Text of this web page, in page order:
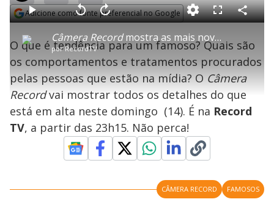
Adicione como fonte preferencial no Google
Opens in new window P
l
a
y
V
Câmera Recordmostra as mais novas tendências entre os famosos neste domingo (14)
por RecordTV
P V
t
a
r
0
e
g
n
d
s
A
n
ç
a
r
1
s
e
u
n
o
s
o
a
d
e
:
6
1
.
8
6
F
l
s
c
e
n
C
o
a
r
i
l
a
r
O que é tendência para um famoso? Quais são
os comportamentos e tratamentos procurados
pelas pessoas que estão na mídia? OCâmera
Recordvai mostrar todos os detalhes do que
está em alta neste domingo (14). É na Record
TV, a partir das 23h15. Não perca!
CÂMERA RECORD FAMOSOS